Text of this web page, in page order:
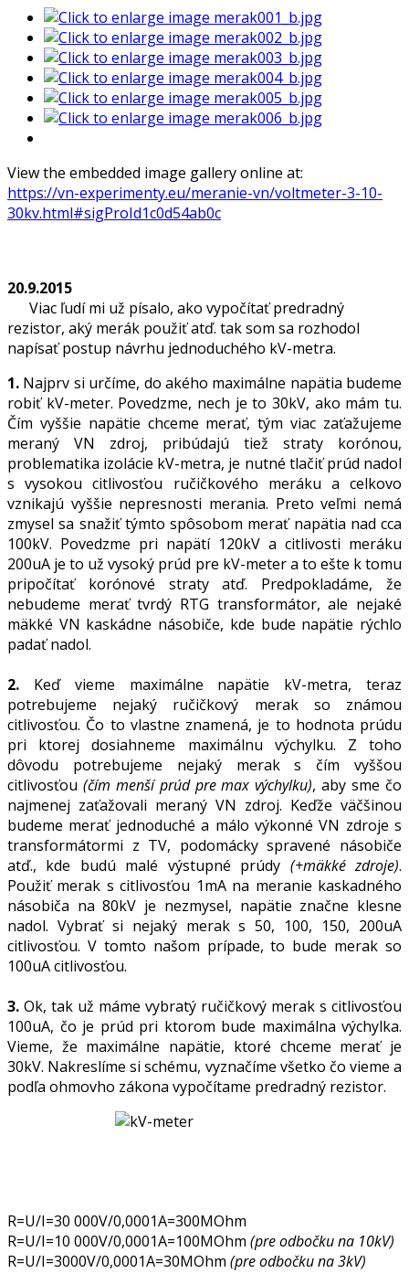
View the embedded image gallery online at:
https://vn-experimenty.eu/meranie-vn/voltmeter-3-10-
30kv.html#sigProId1c0d54ab0c
20.9.2015
Viac ľudí mi už písalo, ako vypočítať predradný
rezistor, aký merák použiť atď. tak som sa rozhodol
napísať postup návrhu jednoduchého kV-metra.
1. Najprv si určíme, do akého maximálne napätia budeme
robiť kV-meter. Povedzme, nech je to 30kV, ako mám tu.
Čím vyššie napätie chceme merať, tým viac zaťažujeme
meraný VN zdroj, pribúdajú tiež straty korónou,
problematika izolácie kV-metra, je nutné tlačiť prúd nadol
s vysokou citlivosťou ručičkového meráku a celkovo
vznikajú vyššie nepresnosti merania. Preto veľmi nemá
zmysel sa snažiť týmto spôsobom merať napätia nad cca
100kV. Povedzme pri napätí 120kV a citlivosti meráku
200uA je to už vysoký prúd pre kV-meter a to ešte k tomu
pripočítať korónové straty atď. Predpokladáme, že
nebudeme merať tvrdý RTG transformátor, ale nejaké
mäkké VN kaskádne násobiče, kde bude napätie rýchlo
padať nadol.
2. Keď vieme maximálne napätie kV-metra, teraz
potrebujeme nejaký ručičkový merak so známou
citlivosťou. Čo to vlastne znamená, je to hodnota prúdu
pri ktorej dosiahneme maximálnu výchylku. Z toho
dôvodu potrebujeme nejaký merak s čím vyššou
citlivosťou (čím menší prúd pre max výchylku), aby sme čo
najmenej zaťažovali meraný VN zdroj. Keďže väčšinou
budeme merať jednoduché a málo výkonné VN zdroje s
transformátormi z TV, podomácky spravené násobiče
atď., kde budú malé výstupné prúdy (+mäkké zdroje).
Použiť merak s citlivosťou 1mA na meranie kaskadného
násobiča na 80kV je nezmysel, napätie značne klesne
nadol. Vybrať si nejaký merak s 50, 100, 150, 200uA
citlivosťou. V tomto našom prípade, to bude merak so
100uA citlivosťou.
3. Ok, tak už máme vybratý ručičkový merak s citlivosťou
100uA, čo je prúd pri ktorom bude maximálna výchylka.
Vieme, že maximálne napätie, ktoré chceme merať je
30kV. Nakreslíme si schému, vyznačíme všetko čo vieme a
podľa ohmovho zákona vypočítame predradný rezistor.
R=U/I=30 000V/0,0001A=300MOhm
R=U/I=10 000V/0,0001A=100MOhm (pre odbočku na 10kV)
R=U/I=3000V/0,0001A=30MOhm (pre odbočku na 3kV)